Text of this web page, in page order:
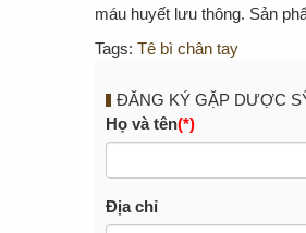
máu huyết lưu thông. Sản
Tags:Tê bì chân tay
ĐĂNG KÝ GẶP DƯỢC
Họ và tên(*)
Địa chỉ